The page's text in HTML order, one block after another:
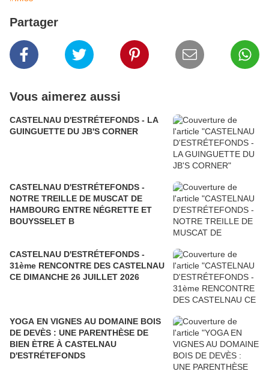
Partager
Vous aimerez aussi
CASTELNAU D'ESTRÉTEFONDS - LA
GUINGUETTE DU JB'S CORNER
CASTELNAU D'ESTRÉTEFONDS -
NOTRE TREILLE DE MUSCAT DE
HAMBOURG ENTRE NÉGRETTE ET
BOUYSSELET B
CASTELNAU D'ESTRÉTEFONDS -
31ème RENCONTRE DES CASTELNAU
CE DIMANCHE 26 JUILLET 2026
YOGA EN VIGNES AU DOMAINE BOIS
DE DEVÈS : UNE PARENTHÈSE DE
BIEN ÈTRE À CASTELNAU
D'ESTRÉTEFONDS